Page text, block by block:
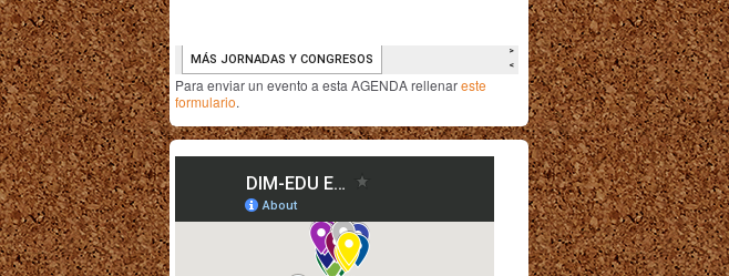
Para enviar un evento a esta AGENDA rellenareste
formulario.